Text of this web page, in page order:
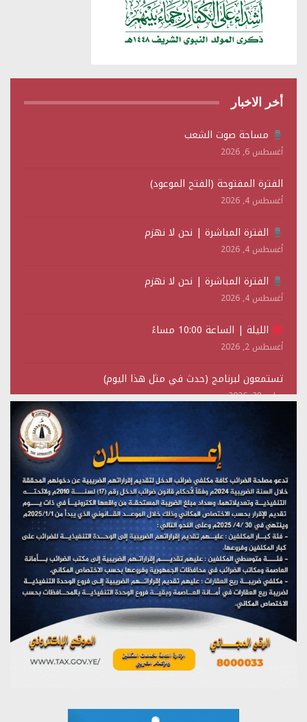
أخر الاخبار
مساحة صوت الشعب
أغسطس 6, 2026
الفترة المفتوحة (الفتح الموعود)
أغسطس 4, 2026
الفترة المباشرة | نحن لا نهزم
أغسطس 4, 2026
الفترة المباشرة | نحن لا نهزم
أغسطس 4, 2026
الليلة | الساعة 10:00 مساءً
أغسطس 2, 2026
تستمعون لبرنامج (حدث في مثل هذا اليوم)
يوليو 28, 2026
(نحن لا نهزم) بث مباشر
تستمعون لبرنامج (هندسة الوهم)
يوليو 28, 2026
مؤتمر صحفي لمركز عين الإنسانية حول جرائم تحالف العدوان
على اليمن
يوليو 27, 2026
تستمعون لبرنامج (مع السيد القائد)
يوليو 26, 2026